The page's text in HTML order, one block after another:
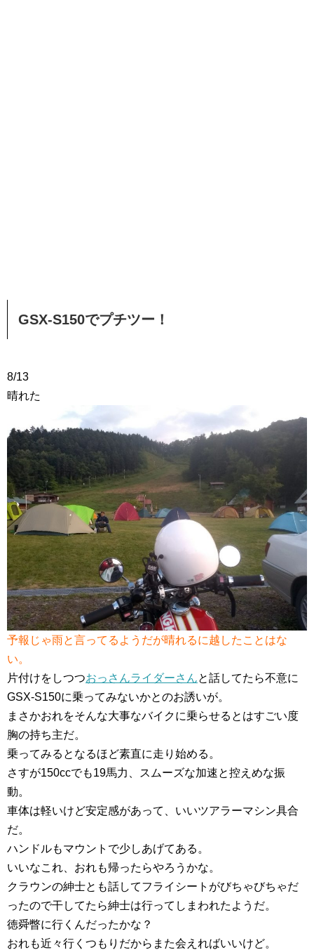
GSX-S150でプチツー！
8/13
晴れた
予報じゃ雨と言ってるようだが晴れるに越したことはな
い。
片付けをしつつおっさんライダーさんと話してたら不意に
GSX-S150に乗ってみないかとのお誘いが。
まさかおれをそんな大事なバイクに乗らせるとはすごい度
胸の持ち主だ。
乗ってみるとなるほど素直に走り始める。
さすが150ccでも19馬力、スムーズな加速と控えめな振
動。
車体は軽いけど安定感があって、いいツアラーマシン具合
だ。
ハンドルもマウントで少しあげてある。
いいなこれ、 おれも帰ったらやろうかな。
クラウンの紳士とも話してフライシートがびちゃびちゃだ
ったので干してたら紳士は行ってしまわれたようだ。
徳舜瞥に行くんだったかな？
おれも近々行くつもりだからまた会えればいいけど。